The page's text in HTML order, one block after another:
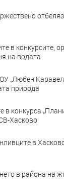
в конкурсите,
на водата
„Любен
природа
в конкурса
Хасково
в
в района на